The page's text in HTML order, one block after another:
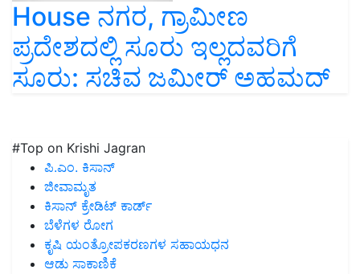
House ನಗರ, ಗ್ರಾಮೀಣ
ಪ್ರದೇಶದಲ್ಲಿ ಸೂರು ಇಲ್ಲದವರಿಗೆ
ಸೂರು: ಸಚಿವ ಜಮೀರ್‌ ಅಹಮದ್‌
#Top on Krishi Jagran
ಪಿ.ಎಂ. ಕಿಸಾನ್
ಜೀವಾಮೃತ
ಕಿಸಾನ್ ಕ್ರೇಡಿಟ್ ಕಾರ್ಡ್
ಬೆಳೆಗಳ ರೋಗ
ಕೃಷಿ ಯಂತ್ರೋಪಕರಣಗಳ ಸಹಾಯಧನ
ಆಡು ಸಾಕಾಣಿಕೆ